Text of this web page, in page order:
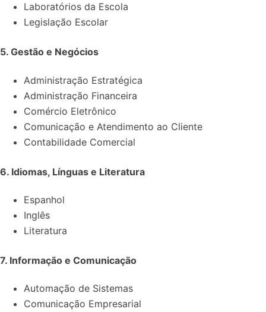
Laboratórios da Escola
Legislação Escolar
5. Gestão e Negócios
Administração Estratégica
Administração Financeira
Comércio Eletrônico
Comunicação e Atendimento ao Cliente
Contabilidade Comercial
6. Idiomas, Línguas e Literatura
Espanhol
Inglês
Literatura
7. Informação e Comunicação
Automação de Sistemas
Comunicação Empresarial